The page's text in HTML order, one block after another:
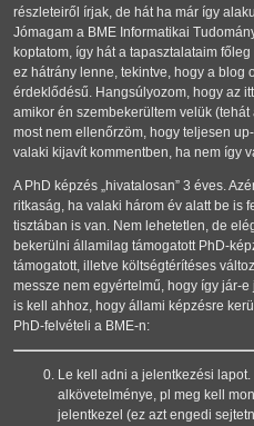
részleteiről írjak, de hát ha már így
Jómagam a BME Informatikai
koptatom, így hát a tapasztalataim
ez hátrány lenne, tekintve, hogy a blog
érdeklődésű. Hangsúlyozom, hogy az
amikor én szembekerültem velük
most nem ellenőrzöm, hogy teljesen
valaki kijavít kommentben, ha nem így
A PhD képzés hivatalosan 3 éves.
ritkaság, ha valaki három év alatt be is
tisztában is van. Nem lehetetlen, de
bekerülni államilag támogatott PhD-
támogatott, illetve költségtérítéses
messze nem egyértelmű, hogy így jár-
is kell ahhoz, hogy állami képzésre
PhD-felvételi a BME-n:
Le kell adni a jelentkezési
alkövetelménye, pl meg kell
jelentkezel (ez azt engedi